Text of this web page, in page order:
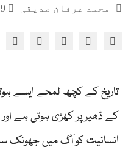
محمد عرفان صدیقی
تاریخ کے کچھ لمحے ایسے
کے ڈھیر پر کھڑی ہوتی ہے اور
انسانیت کو آگ میں جھونک